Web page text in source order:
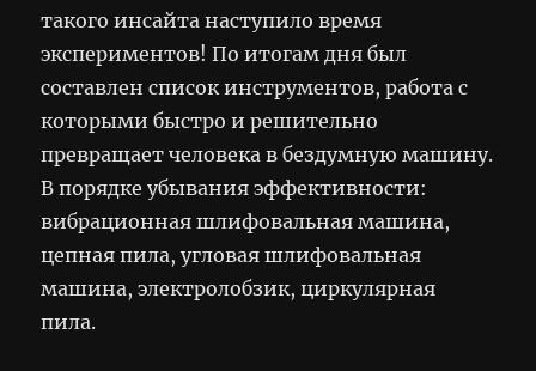
такого инсайта наступило время
экспериментов! По итогам дня был
составлен список инструментов, работа с
которыми быстро и решительно
превращает человека в бездумную машину.
В порядке убывания эффективности:
вибрационная шлифовальная машина,
цепная пила, угловая шлифовальная
машина, электролобзик, циркулярная
пила.